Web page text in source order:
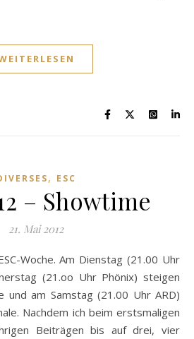
, ESC
– Showtime
21. Mai 2012
(21.oo Uhr Phönix) steigen
und am Samstag (21.00 Uhr ARD)
Nachdem ich beim erstsmaligen
Beiträgen bis auf drei, vier